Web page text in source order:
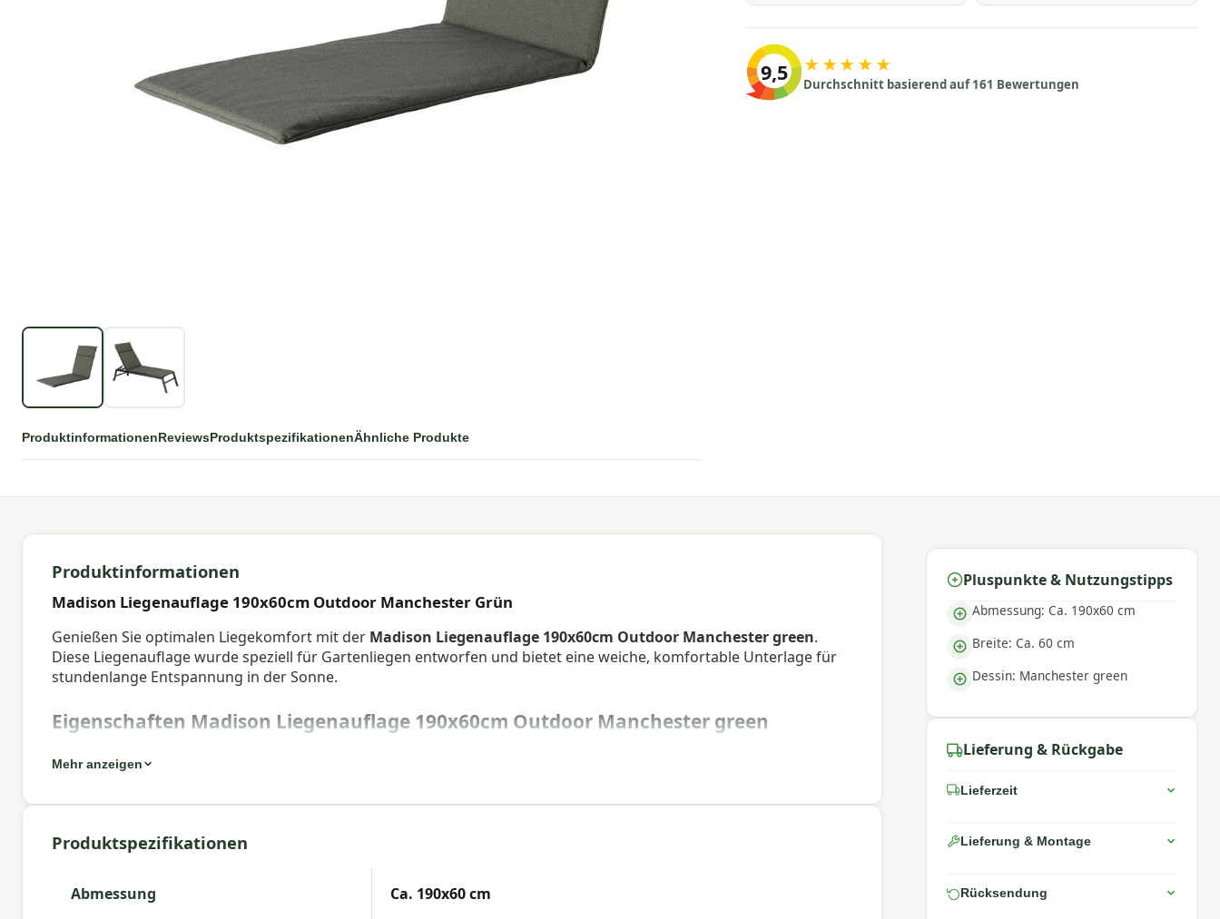
ProduktinformationenReviewsProduktspezifikationenÄhnliche Produkte
9,5 ★★★★★
Durchschnitt basierend auf 161 Bewertungen
Produktinformationen
Madison Liegenauflage 190x60cm Outdoor Manchester Grün
Genießen Sie optimalen Liegekomfort mit der Madison Liegenauflage 190x60cm Outdoor Manchester green.
Diese Liegenauflage wurde speziell für Gartenliegen entworfen und bietet eine weiche, komfortable Unterlage für
stundenlange Entspannung in der Sonne.
Eigenschaften Madison Liegenauflage 190x60cm Outdoor Manchester green
Farbe:green
Abmessung:Ca. 190x60 cm
Mehr anzeigen
Produktspezifikationen
Abmessung Ca. 190x60 cm
Pluspunkte & Nutzungstipps
Abmessung: Ca. 190x60 cm
Breite: Ca. 60 cm
Dessin: Manchester green
Lieferung & Rückgabe
Lieferzeit
Lieferung & Montage
Rücksendung